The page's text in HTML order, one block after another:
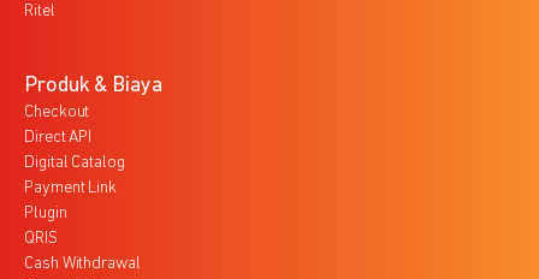
Ritel
Produk & Biaya
Checkout
Direct API
Digital Catalog
Payment Link
Plugin
QRIS
Cash Withdrawal